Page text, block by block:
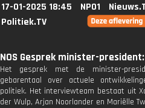
17-01-2025 18:45 NPO1
Politiek.TV
NOS Gesprek minister-
Het gesprek met de minister-
gebarentaal over actuele
politiek. Het interviewteam bestaat uit
der Wulp, Arjan Noorlander en Mariëlle